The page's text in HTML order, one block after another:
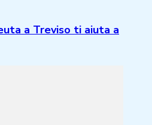
a Treviso ti aiuta a